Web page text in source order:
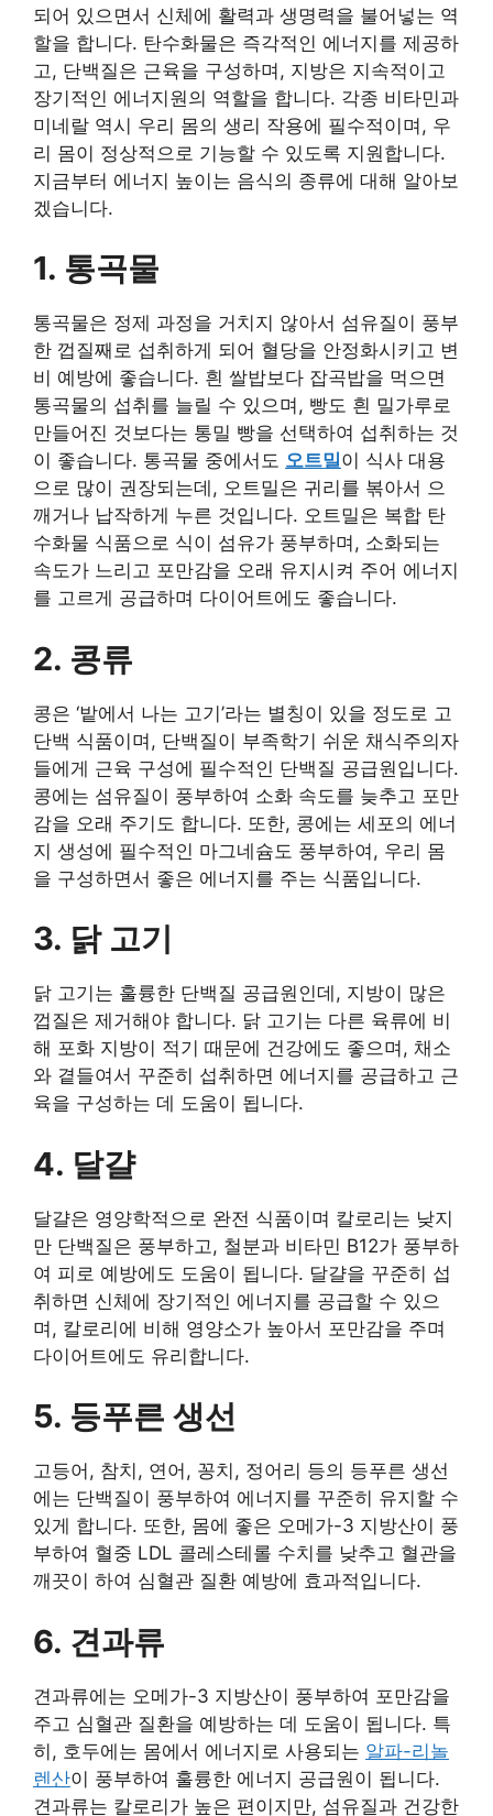
되어 있으면서 신체에 활력과 생명력을 불어넣는 역
할을 합니다. 탄수화물은 즉각적인 에너지를 제공하
고, 단백질은 근육을 구성하며, 지방은 지속적이고
장기적인 에너지원의 역할을 합니다. 각종 비타민과
미네랄 역시 우리 몸의 생리 작용에 필수적이며, 우
리 몸이 정상적으로 기능할 수 있도록 지원합니다.
지금부터 에너지 높이는 음식의 종류에 대해 알아보
겠습니다.
1. 통곡물
통곡물은 정제 과정을 거치지 않아서 섬유질이 풍부
한 껍질째로 섭취하게 되어 혈당을 안정화시키고 변
비 예방에 좋습니다. 흰 쌀밥보다 잡곡밥을 먹으면
통곡물의 섭취를 늘릴 수 있으며, 빵도 흰 밀가루로
만들어진 것보다는 통밀 빵을 선택하여 섭취하는 것
이 좋습니다. 통곡물 중에서도 오트밀이 식사 대용
으로 많이 권장되는데, 오트밀은 귀리를 볶아서 으
깨거나 납작하게 누른 것입니다. 오트밀은 복합 탄
수화물 식품으로 식이 섬유가 풍부하며, 소화되는
속도가 느리고 포만감을 오래 유지시켜 주어 에너지
를 고르게 공급하며 다이어트에도 좋습니다.​
2. 콩류
콩은 ‘밭에서 나는 고기’라는 별칭이 있을 정도로 고
단백 식품이며, 단백질이 부족학기 쉬운 채식주의자
들에게 근육 구성에 필수적인 단백질 공급원입니다.
콩에는 섬유질이 풍부하여 소화 속도를 늦추고 포만
감을 오래 주기도 합니다. 또한, 콩에는 세포의 에너
지 생성에 필수적인 마그네슘도 풍부하여, 우리 몸
을 구성하면서 좋은 에너지를 주는 식품입니다.
3. 닭 고기
닭 고기는 훌륭한 단백질 공급원인데, 지방이 많은
껍질은 제거해야 합니다. 닭 고기는 다른 육류에 비
해 포화 지방이 적기 때문에 건강에도 좋으며, 채소
와 곁들여서 꾸준히 섭취하면 에너지를 공급하고 근
육을 구성하는 데 도움이 됩니다.
4. 달걀
달걀은 영양학적으로 완전 식품이며 칼로리는 낮지
만 단백질은 풍부하고, 철분과 비타민 B12가 풍부하
여 피로 예방에도 도움이 됩니다. 달걀을 꾸준히 섭
취하면 신체에 장기적인 에너지를 공급할 수 있으
며, 칼로리에 비해 영양소가 높아서 포만감을 주며
다이어트에도 유리합니다.
5. 등푸른 생선
고등어, 참치, 연어, 꽁치, 정어리 등의 등푸른 생선
에는 단백질이 풍부하여 에너지를 꾸준히 유지할 수
있게 합니다. 또한, 몸에 좋은 오메가-3 지방산이 풍
부하여 혈중 LDL 콜레스테롤 수치를 낮추고 혈관을
깨끗이 하여 심혈관 질환 예방에 효과적입니다.
6. 견과류
견과류에는 오메가-3 지방산이 풍부하여 포만감을
주고 심혈관 질환을 예방하는 데 도움이 됩니다. 특
히, 호두에는 몸에서 에너지로 사용되는 알파-리놀
렌산이 풍부하여 훌륭한 에너지 공급원이 됩니다.
견과류는 칼로리가 높은 편이지만, 섬유질과 건강한